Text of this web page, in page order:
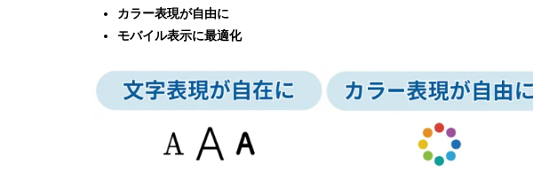
カラー表現が自由に
モバイル表示に最適化